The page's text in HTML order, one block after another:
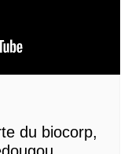
du biocorp,